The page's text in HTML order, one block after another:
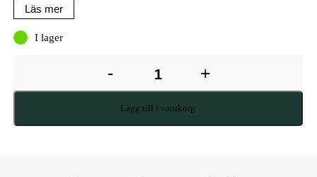
Läs mer
I lager
- +
Lägg till i varukorg